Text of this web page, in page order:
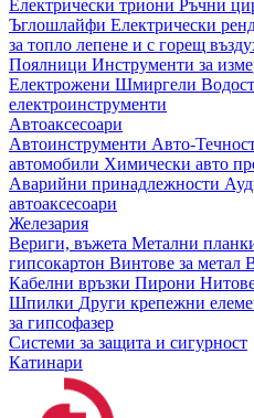
Електрически триони Ръчни
Ъглошлайфи Електрически
за топло лепене и с горещ
Поялници Инструменти за
Електрожени Шмиргели
електроинструменти
Автоаксесоари
Автоинструменти Авто-
автомобили Химически авто
Аварийни принадлежности
автоаксесоари
Железария
Вериги, въжета Метални
гипсокартон Винтове за метал
Кабелни връзки Пирони
Шпилки Други крепежни
за гипсофазер
Системи за защита и сигурност
Катинари